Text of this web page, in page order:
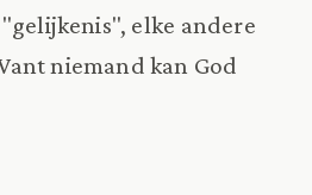
elke andere
niemand kan God